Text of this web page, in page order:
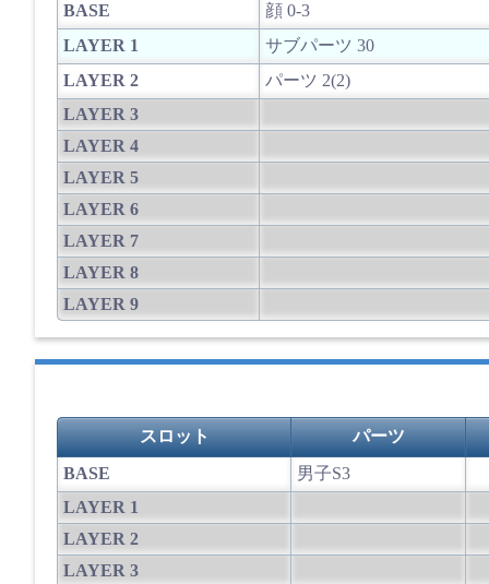
BASE
顔 0-3
LAYER 1
サブパーツ 30
LAYER 2
パーツ 2(2)
LAYER 3
LAYER 4
LAYER 5
LAYER 6
LAYER 7
LAYER 8
LAYER 9
スロット
パーツ
BASE
男子S3
LAYER 1
LAYER 2
LAYER 3